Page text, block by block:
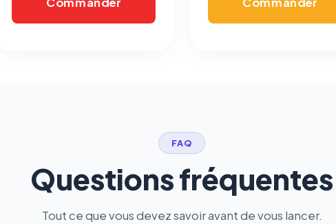
FAQ
Questions fréquentes
Tout ce que vous devez savoir avant de vous lancer.